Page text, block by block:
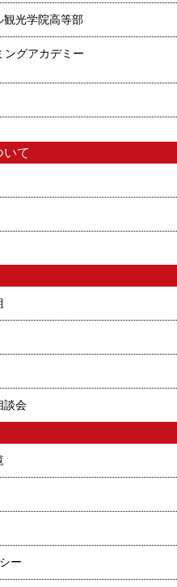
観光学院高等部
ングアカデミー
いて
談会
ー